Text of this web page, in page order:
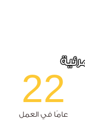
22
عامًا في العمل